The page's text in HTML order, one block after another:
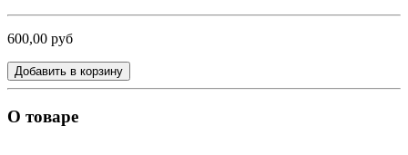
600,00 руб
Добавить в корзину
О товаре